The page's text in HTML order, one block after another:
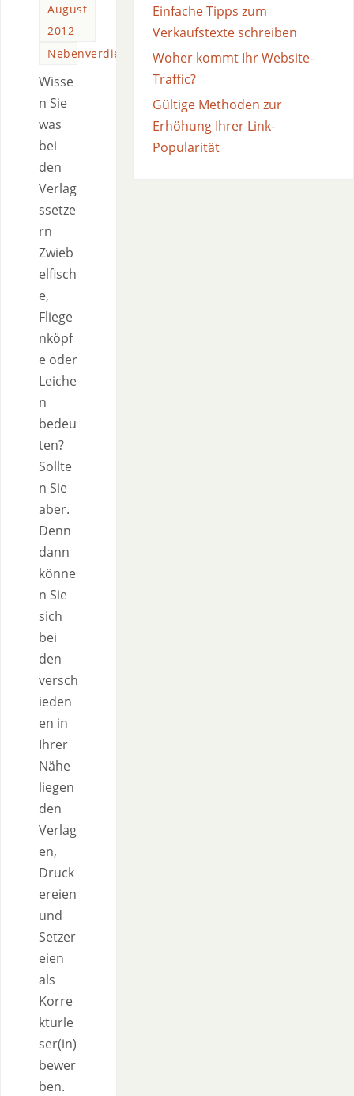
August
2012
Nebenverdienste
Wisse
n Sie
was
bei
den
Verlag
ssetze
rn
Zwieb
elfisch
e,
Fliege
nköpf
e oder
Leiche
n
bedeu
ten?
Sollte
n Sie
aber.
Denn
dann
könne
n Sie
sich
bei
den
versch
ieden
en in
Ihrer
Nähe
liegen
den
Verlag
en,
Druck
ereien
und
Setzer
eien
als
Korre
kturle
ser(in)
bewer
ben.
Einfache Tipps zum
Verkaufstexte schreiben
Woher kommt Ihr Website-
Traffic?
Gültige Methoden zur
Erhöhung Ihrer Link-
Popularität